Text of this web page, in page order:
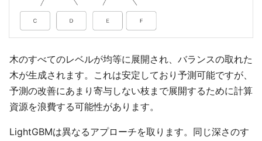
木のすべてのレベルが均等に展開され、バランスの取れた
木が生成されます。これは安定しており予測可能ですが、
予測の改善にあまり寄与しない枝まで展開するために計算
資源を浪費する可能性があります。
LightGBMは異なるアプローチを取ります。同じ深さのす